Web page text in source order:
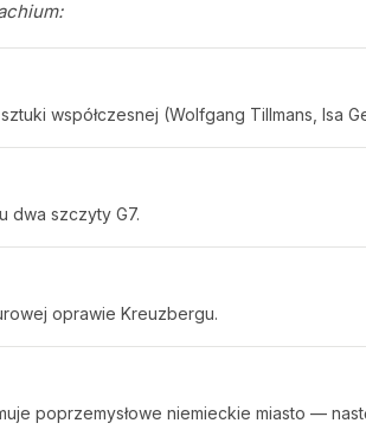
współczesnej (Wolfgang Tillmans, Isa
dwa szczyty G7.
oprawie Kreuzbergu.
poprzemysłowe niemieckie miasto —